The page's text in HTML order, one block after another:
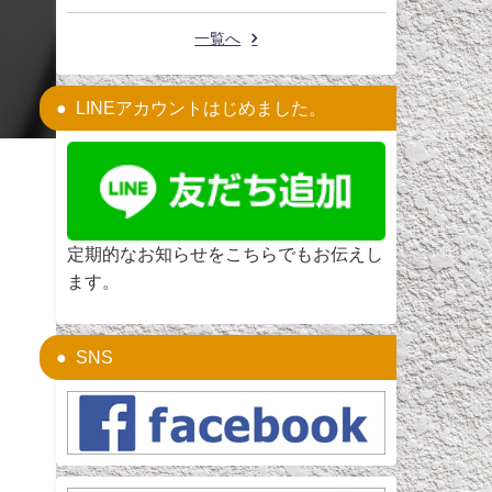
一覧へ
LINEアカウントはじめました。
定期的なお知らせをこちらでもお伝えし
ます。
SNS